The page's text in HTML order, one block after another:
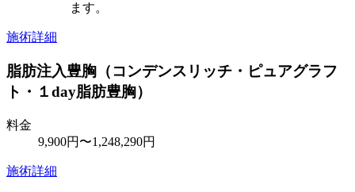
ます。
施術詳細
脂肪注入豊胸（コンデンスリッチ・ピュアグラフ
ト・１day脂肪豊胸）
料金
9,900円〜1,248,290円
施術詳細